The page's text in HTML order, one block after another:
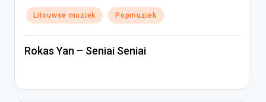
Geplaatst
in
Litouwse muziek Popmuziek
Rokas Yan – Seniai Seniai